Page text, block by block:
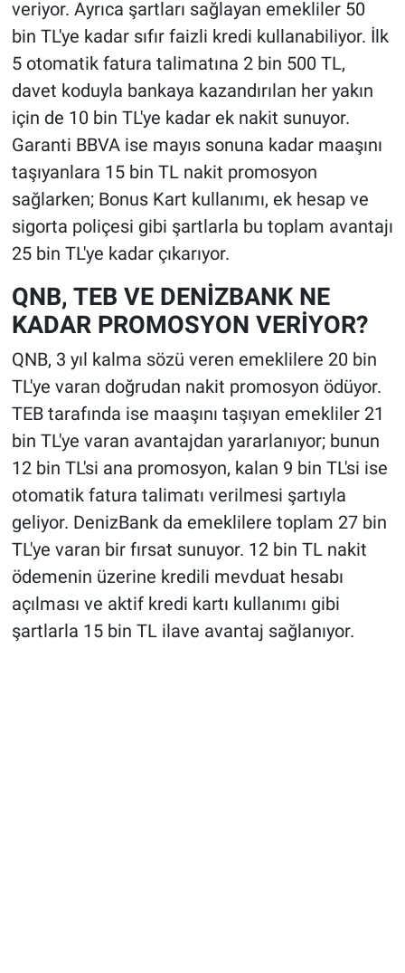
veriyor. Ayrıca şartları sağlayan emekliler 50
bin TL'ye kadar sıfır faizli kredi kullanabiliyor. İlk
5 otomatik fatura talimatına 2 bin 500 TL,
davet koduyla bankaya kazandırılan her yakın
için de 10 bin TL'ye kadar ek nakit sunuyor.
Garanti BBVA ise mayıs sonuna kadar maaşını
taşıyanlara 15 bin TL nakit promosyon
sağlarken; Bonus Kart kullanımı, ek hesap ve
sigorta poliçesi gibi şartlarla bu toplam avantajı
25 bin TL'ye kadar çıkarıyor.
QNB, TEB VE DENİZBANK NE
KADAR PROMOSYON VERİYOR?
QNB, 3 yıl kalma sözü veren emeklilere 20 bin
TL'ye varan doğrudan nakit promosyon ödüyor.
TEB tarafında ise maaşını taşıyan emekliler 21
bin TL'ye varan avantajdan yararlanıyor; bunun
12 bin TL'si ana promosyon, kalan 9 bin TL'si ise
otomatik fatura talimatı verilmesi şartıyla
geliyor. DenizBank da emeklilere toplam 27 bin
TL'ye varan bir fırsat sunuyor. 12 bin TL nakit
ödemenin üzerine kredili mevduat hesabı
açılması ve aktif kredi kartı kullanımı gibi
şartlarla 15 bin TL ilave avantaj sağlanıyor.